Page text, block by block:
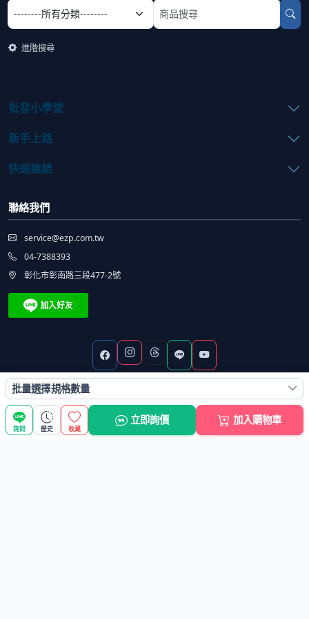
批量選擇規格數量
詢問 歷史 收藏
立即詢價 加入購物車
選擇商品分類
搜尋商品關鍵字
進階搜尋
批發小學堂
新手上路
快速連結
聯絡我們
service@ezp.com.tw
04-7388393
彰化市彰南路三段477-2號
接受付款方式
ATM轉帳 信用卡
7-11代碼繳費